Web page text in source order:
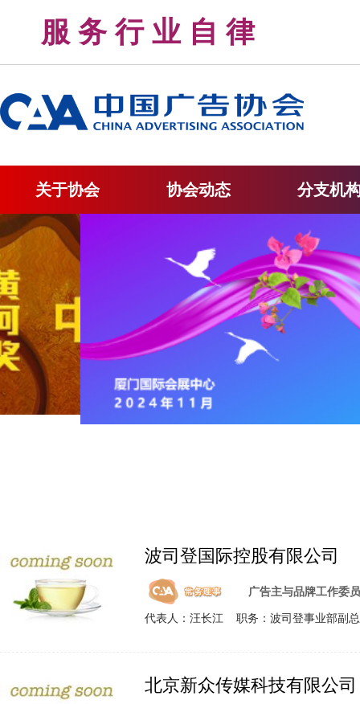
服 务 行 业 自 律
关于协会 协会动态 分支机
波司登国际控股有限公司
广告主与品牌工作委
代表人：汪长江 职务：波司登事业部副
北京新众传媒科技有限公司